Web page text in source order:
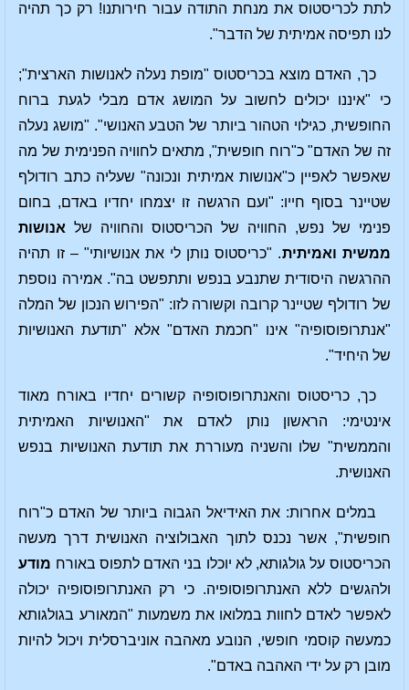
לתת לכריסטוס את מנחת התודה עבור חירותנו! רק כך תהיה
לנו תפיסה אמיתית של הדבר".
כך, האדם מוצא בכריסטוס "מופת נעלה לאנושות הארצית";
כי "איננו יכולים לחשוב על המושג אדם מבלי לגעת ברוח
החופשית, כגילוי הטהור ביותר של הטבע האנושי". "מושג נעלה
זה של האדם" כ"רוח חופשית", מתאים לחוויה הפנימית של מה
שאפשר לאפיין כ"אנושות אמיתית ונכונה" שעליה כתב רודולף
שטיינר בסוף חייו: "ועם הרגשה זו יצמחו יחדיו באדם, בחום
פנימי של נפש, החוויה של הכריסטוס והחוויה של אנושות
ממשית ואמיתית. "כריסטוס נותן לי את אנושיותי" – זו תהיה
ההרגשה היסודית שתנבע בנפש ותתפשט בה". אמירה נוספת
של רודולף שטיינר קרובה וקשורה לזו: "הפירוש הנכון של המלה
"אנתרופוסופיה" אינו "חכמת האדם" אלא "תודעת האנושיות
של היחיד".
כך, כריסטוס והאנתרופוסופיה קשורים יחדיו באורח מאוד
אינטימי: הראשון נותן לאדם את "האנושיות האמיתית
והממשית" שלו והשניה מעוררת את תודעת האנושיות בנפש
האנושית.
במלים אחרות: את האידיאל הגבוה ביותר של האדם כ"רוח
חופשית", אשר נכנס לתוך האבולוציה האנושית דרך מעשה
הכריסטוס על גולגותא, לא יוכלו בני האדם לתפוס באורח מודע
ולהגשים ללא האנתרופוסופיה. כי רק האנתרופוסופיה יכולה
לאפשר לאדם לחוות במלואו את משמעות "המאורע בגולגותא
כמעשה קוסמי חופשי, הנובע מאהבה אוניברסלית ויכול להיות
מובן רק על ידי האהבה באדם".